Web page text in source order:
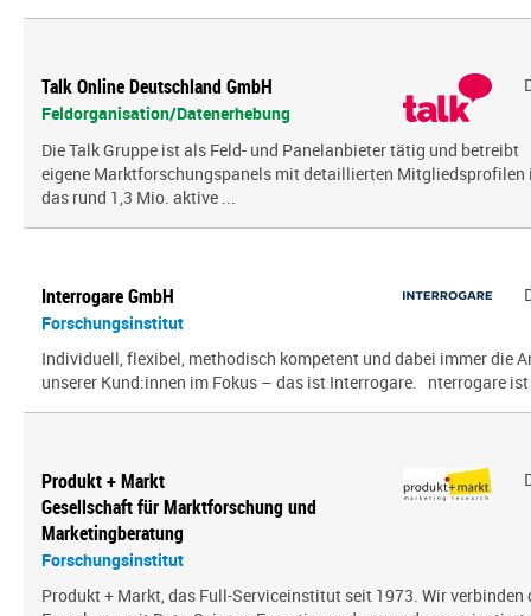
Talk Online Deutschland GmbH
Feldorganisation/Datenerhebung
Die Talk Gruppe ist als Feld- und Panelanbieter tätig und betreibt
eigene Marktforschungspanels mit detaillierten Mitgliedsprofilen
das rund 1,3 Mio. aktive ...
Interrogare GmbH
Forschungsinstitut
Individuell, flexibel, methodisch kompetent und dabei immer die
unserer Kund:innen im Fokus – das ist Interrogare. nterrogare
Produkt + Markt
Gesellschaft für Marktforschung und
Marketingberatung
Forschungsinstitut
Produkt + Markt, das Full-Serviceinstitut seit 1973. Wir